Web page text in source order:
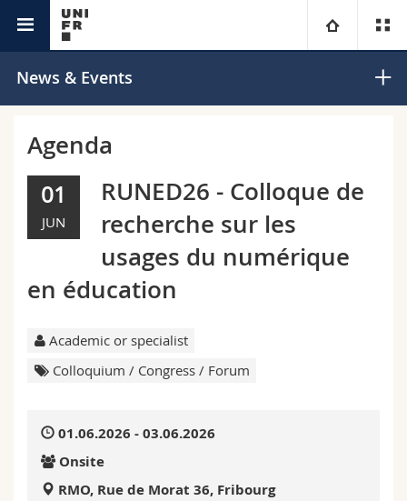
University
Campus
Research
Theology
Law
Management, Economics and Social sciences
Education
Interfaculty
You are
Prospective students
Researchers
PhD students
Ressources
Libraries
Course catalogue
News & Events
Agenda
01
JUN
RUNED26 - Colloque de
recherche sur les
usages du numérique
en éducation
Academic or specialist
Colloquium / Congress / Forum
01.06.2026 - 03.06.2026
Onsite
RMO, Rue de Morat 36, Fribourg